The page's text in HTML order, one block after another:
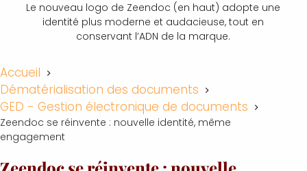
Le nouveau logo de Zeendoc (en haut) adopte une
identité plus moderne et audacieuse, tout en
conservant l’ADN de la marque.
Accueil
Dématérialisation des documents
GED - Gestion électronique de documents
Zeendoc se réinvente : nouvelle identité, même
engagement